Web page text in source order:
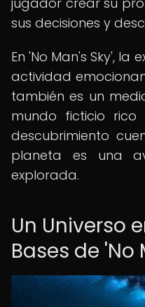
sus decisiones y
En 'No Man's Sky', la
actividad
también es un
mundo ficticio
descubrimiento
planeta es una
explorada.
Un Universo
Bases de 'No